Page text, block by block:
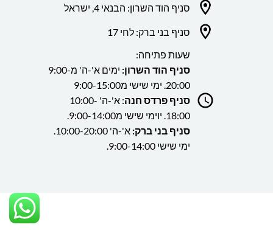
סניף הוד השרון: הבנאי 4, ישראל
סניף בני ברק: לחי 17
שעות פתיחה:
סניף הוד השרון:
ימים א'-ה' מ9:00-
20:00. ימי שישי מ9:00-15:00
סניף פרדס חנה
: א'-ה' 10:00-
18:00. יוימי שישי מ9:00-14:00.
סניף בני ברק:
א'-ה' 10:00-20:00.
ימי שישי 9:00-14:00.